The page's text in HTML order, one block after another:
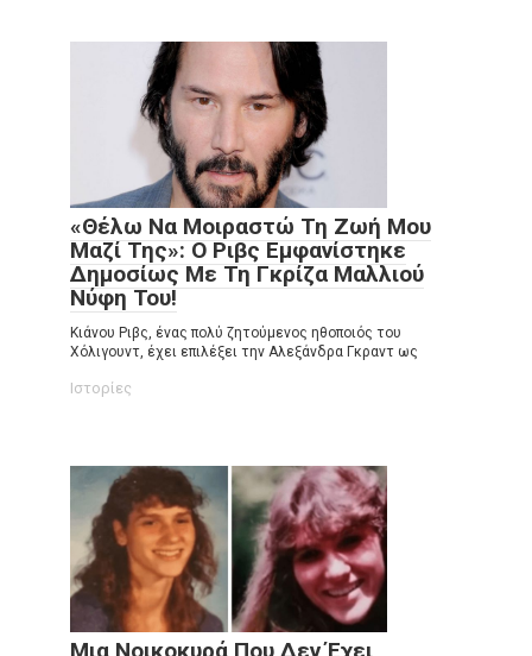
«Θέλω Να Μοιραστώ Τη Ζωή Μου
Μαζί Της»: Ο Ριβς Εμφανίστηκε
Δημοσίως Με Τη Γκρίζα Μαλλιού
Νύφη Του!
Κιάνου Ριβς, ένας πολύ ζητούμενος ηθοποιός του
Χόλιγουντ, έχει επιλέξει την Αλεξάνδρα Γκραντ ως
Ιστορίες